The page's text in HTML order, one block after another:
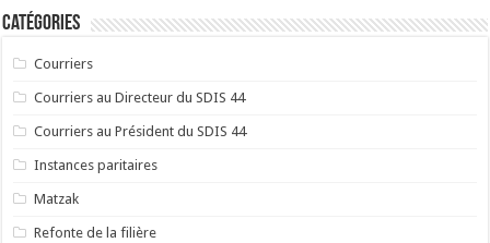
Catégories
Courriers
Courriers au Directeur du SDIS 44
Courriers au Président du SDIS 44
Instances paritaires
Matzak
Refonte de la filière